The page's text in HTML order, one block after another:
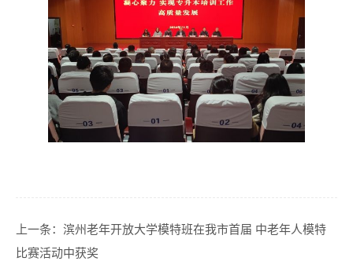
上一条： 滨州老年开放大学模特班在我市首届 中老年人模特
比赛活动中获奖